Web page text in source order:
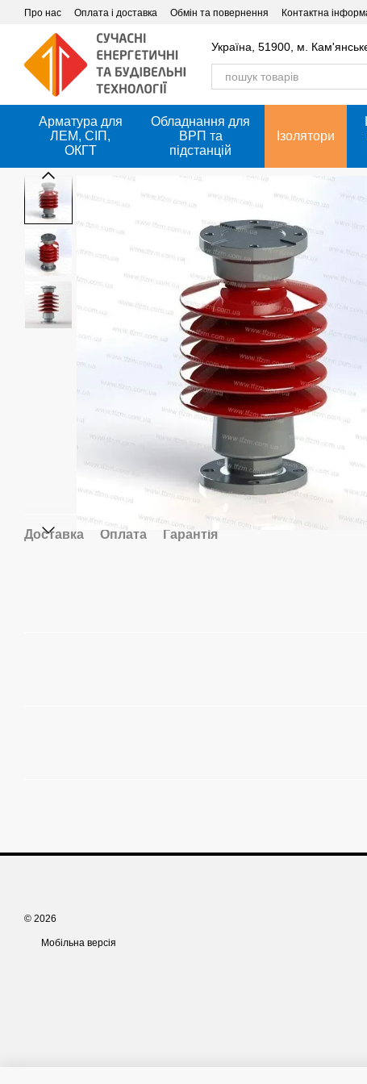
Перейти до основного контенту
Про нас Оплата і доставка Обмін та повернення Контактна
Україна, 51900, м.
Арматура для
ЛЕМ, СІП,
ОКГТ
Обладнання для
ВРП та
підстанцій
Ізолятори
Доставка Оплата Гарантія
© 2026
Мобільна версія